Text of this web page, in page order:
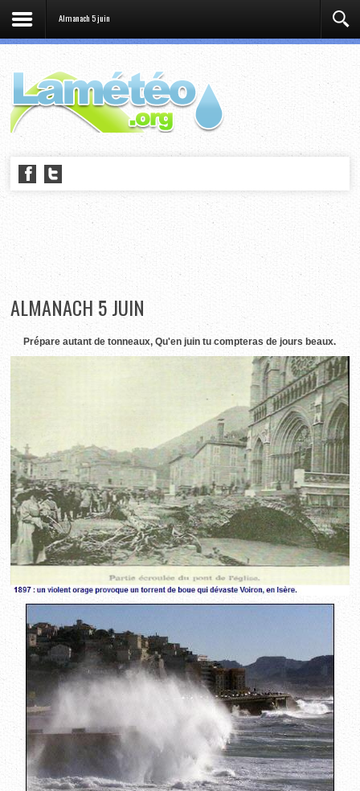
Almanach 5 juin
ALMANACH 5 JUIN
Prépare autant de tonneaux, Qu'en juin tu compteras de jours beaux.